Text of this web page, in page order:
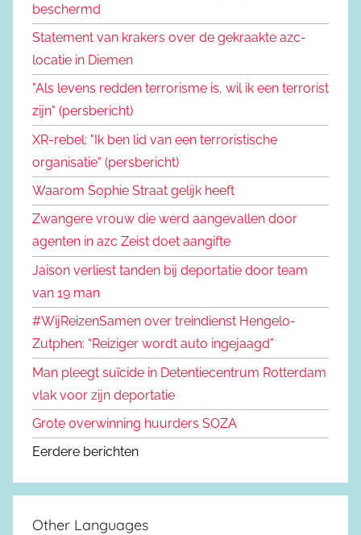
beschermd
Statement van krakers over de gekraakte azc-
locatie in Diemen
"Als levens redden terrorisme is, wil ik een terrorist
zijn" (persbericht)
XR-rebel: "Ik ben lid van een terroristische
organisatie" (persbericht)
Waarom Sophie Straat gelijk heeft
Zwangere vrouw die werd aangevallen door
agenten in azc Zeist doet aangifte
Jaison verliest tanden bij deportatie door team
van 19 man
#WijReizenSamen over treindienst Hengelo-
Zutphen: “Reiziger wordt auto ingejaagd”
Man pleegt suïcide in Detentiecentrum Rotterdam
vlak voor zijn deportatie
Grote overwinning huurders SOZA
Eerdere berichten
Other Languages